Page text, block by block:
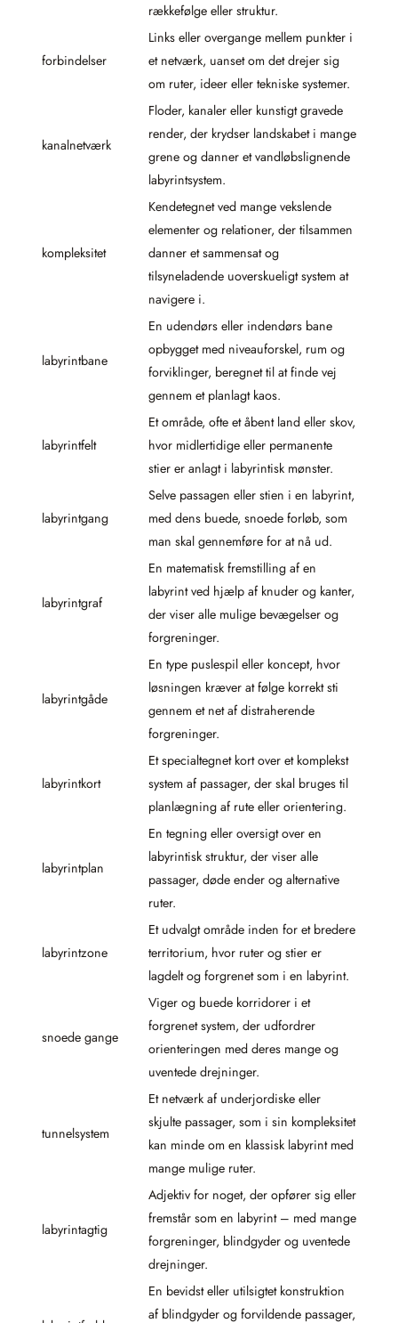
rækkefølge eller struktur.
forbindelser
Links eller overgange mellem punkter i
et netværk, uanset om det drejer sig
om ruter, ideer eller tekniske systemer.
kanalnetværk
Floder, kanaler eller kunstigt gravede
render, der krydser landskabet i mange
grene og danner et vandløbslignende
labyrintsystem.
kompleksitet
Kendetegnet ved mange vekslende
elementer og relationer, der tilsammen
danner et sammensat og
tilsyneladende uoverskueligt system at
navigere i.
labyrintbane
En udendørs eller indendørs bane
opbygget med niveauforskel, rum og
forviklinger, beregnet til at finde vej
gennem et planlagt kaos.
labyrintfelt
Et område, ofte et åbent land eller skov,
hvor midlertidige eller permanente
stier er anlagt i labyrintisk mønster.
labyrintgang
Selve passagen eller stien i en labyrint,
med dens buede, snoede forløb, som
man skal gennemføre for at nå ud.
labyrintgraf
En matematisk fremstilling af en
labyrint ved hjælp af knuder og kanter,
der viser alle mulige bevægelser og
forgreninger.
labyrintgåde
En type puslespil eller koncept, hvor
løsningen kræver at følge korrekt sti
gennem et net af distraherende
forgreninger.
labyrintkort
Et specialtegnet kort over et komplekst
system af passager, der skal bruges til
planlægning af rute eller orientering.
labyrintplan
En tegning eller oversigt over en
labyrintisk struktur, der viser alle
passager, døde ender og alternative
ruter.
labyrintzone
Et udvalgt område inden for et bredere
territorium, hvor ruter og stier er
lagdelt og forgrenet som i en labyrint.
snoede gange
Viger og buede korridorer i et
forgrenet system, der udfordrer
orienteringen med deres mange og
uventede drejninger.
tunnelsystem
Et netværk af underjordiske eller
skjulte passager, som i sin kompleksitet
kan minde om en klassisk labyrint med
mange mulige ruter.
labyrintagtig
Adjektiv for noget, der opfører sig eller
fremstår som en labyrint – med mange
forgreninger, blindgyder og uventede
drejninger.
En bevidst eller utilsigtet konstruktion
af blindgyder og forvildende passager,